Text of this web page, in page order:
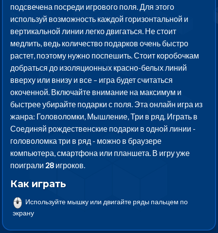
подсвечена посреди игрового поля. Для этого
используй возможность каждой горизонтальной и
вертикальной линии легко двигаться. Не стоит
медлить, ведь количество подарков очень быстро
растет, поэтому нужно поспешить. Стоит коробочкам
добраться до изоляционных красно-белых линий
вверху или внизу и все – игра будет считаться
окоченной. Включайте внимание на максимум и
быстрее убирайте подарки с поля. Эта онлайн игра из
жанра: Головоломки, Мышление, Три в ряд. Играть в
Соединяй рождественские подарки в одной линии -
головоломка три в ряд - можно в браузере
компьютера, смартфона или планшета. В игру уже
поиграли 28 игроков.
Как играть
Используйте мышку или двигайте ряды пальцем по
экрану